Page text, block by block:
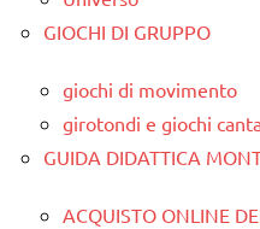
GIOCHI DI GRUPPO
giochi di movimento
girotondi e giochi
GUIDA DIDATTICA
ACQUISTO ONLINE